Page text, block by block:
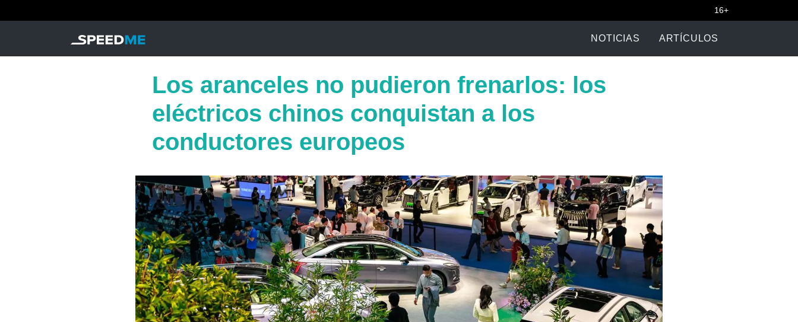
16+
NOTICIAS ARTÍCULOS
Los aranceles no pudieron frenarlos: los
eléctricos chinos conquistan a los
conductores europeos